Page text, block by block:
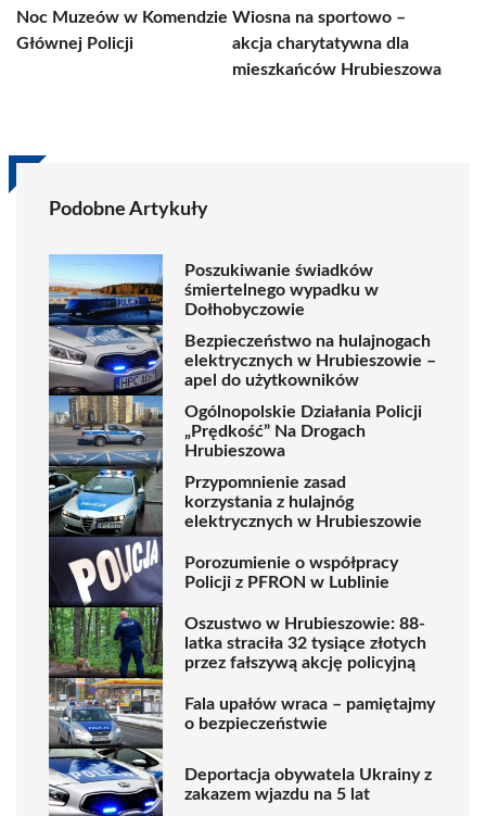
Noc Muzeów w Komendzie
Głównej Policji
Wiosna na sportowo –
akcja charytatywna dla
mieszkańców Hrubieszowa
Podobne Artykuły
Poszukiwanie świadków
śmiertelnego wypadku w
Dołhobyczowie
Bezpieczeństwo na hulajnogach
elektrycznych w Hrubieszowie –
apel do użytkowników
Ogólnopolskie Działania Policji
„Prędkość” Na Drogach
Hrubieszowa
Przypomnienie zasad
korzystania z hulajnóg
elektrycznych w Hrubieszowie
Porozumienie o współpracy
Policji z PFRON w Lublinie
Oszustwo w Hrubieszowie: 88-
latka straciła 32 tysiące złotych
przez fałszywą akcję policyjną
Fala upałów wraca – pamiętajmy
o bezpieczeństwie
Deportacja obywatela Ukrainy z
zakazem wjazdu na 5 lat